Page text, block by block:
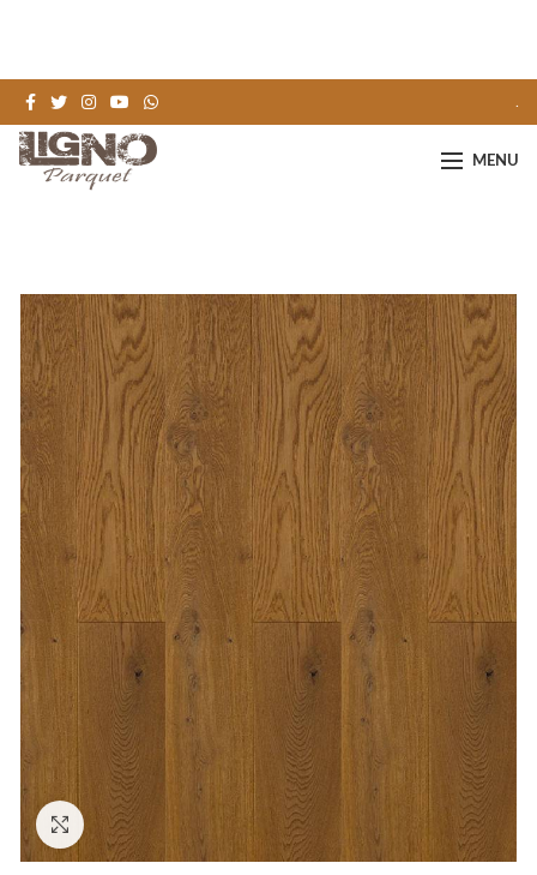
MENU
Click to enlarge